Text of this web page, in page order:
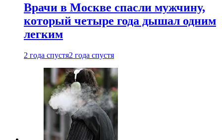
Врачи в Москве спасли мужчину,
который четыре года дышал одним
легким
2 года спустя2 года спустя